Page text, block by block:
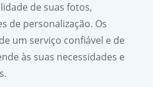
de suas fotos,
de personalização. Os
um serviço confiável e de
às suas necessidades e